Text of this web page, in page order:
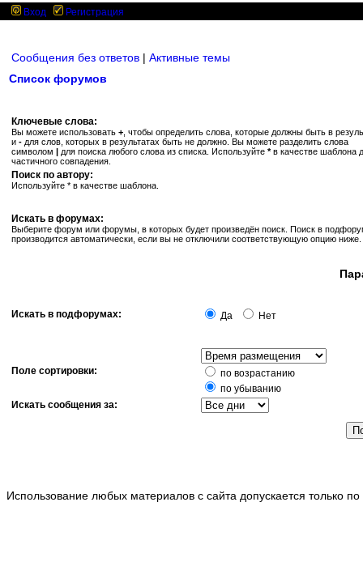
Вход Регистрация
Сообщения без ответов | Активные темы
Список форумов
Ключевые слова:
Вы можете использовать + , чтобы определить слова, которые должны быть в
и - для слов, которых в результатах быть не должно. Вы можете разделить слова
символом | для поиска любого слова из списка. Используйте *в качестве шаблона
частичного совпадения.
Поиск по автору:
Используйте * в качестве шаблона.
Искать в форумах:
Выберите форум или форумы, в которых будет произведён поиск. Поиск в
производится автоматически, если вы не отключили соответствующую опцию ниже.
Искать в подфорумах: Да Нет
Поле сортировки:
по возрастанию
по убыванию
Искать сообщения за:
Использование любых материалов с сайта допускается только